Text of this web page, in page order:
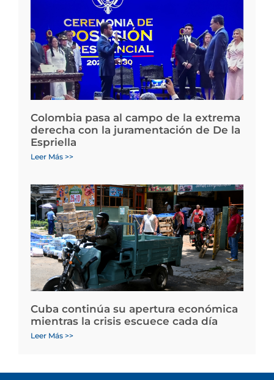
Colombia pasa al campo de la extrema
derecha con la juramentación de De la
Espriella
Leer Más >>
Cuba continúa su apertura económica
mientras la crisis escuece cada día
Leer Más >>